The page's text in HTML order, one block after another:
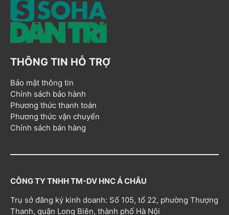
THÔNG TIN HỖ TRỢ
Bảo mật thông tin
Chính sách bảo hành
Phương thức thanh toán
Phương thức vận chuyển
Chính sách bán hàng
CÔNG TY TNHH TM-DV HNC Á CHÂU
Trụ sở đăng ký kinh doanh: Số 105, tổ 22, phường Thượng
Thanh, quận Long Biên, thành phố Hà Nội